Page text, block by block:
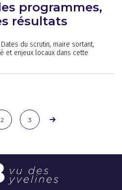
programmes,
résultats
du scrutin, maire sortant,
et enjeux locaux dans cette
2 3